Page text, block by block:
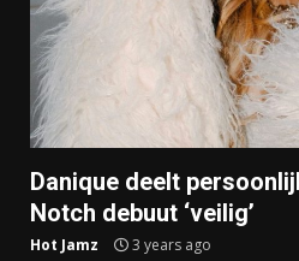
Danique deelt
Notch debuut ‘veilig’
Hot Jamz 3 years ago